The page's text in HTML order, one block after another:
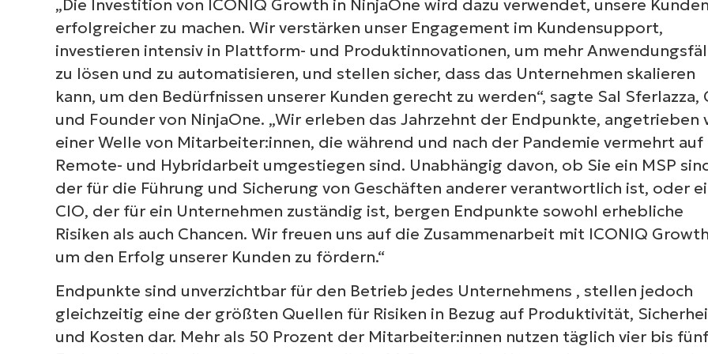
„Die Investition von ICONIQ Growth in NinjaOne wird dazu verwendet, unsere Kunden
erfolgreicher zu machen. Wir verstärken unser Engagement im Kundensupport,
investieren intensiv in Plattform- und Produktinnovationen, um mehr
zu lösen und zu automatisieren, und stellen sicher, dass das Unternehmen skalieren
kann, um den Bedürfnissen unserer Kunden gerecht zu werden“, sagte Sal Sferlazza,
und Founder von NinjaOne. „Wir erleben das Jahrzehnt der Endpunkte, angetrieben
einer Welle von Mitarbeiter:innen, die während und nach der Pandemie vermehrt auf
Remote- und Hybridarbeit umgestiegen sind. Unabhängig davon, ob Sie ein MSP
der für die Führung und Sicherung von Geschäften anderer verantwortlich ist, oder
CIO, der für ein Unternehmen zuständig ist, bergen Endpunkte sowohl erhebliche
Risiken als auch Chancen. Wir freuen uns auf die Zusammenarbeit mit ICONIQ
um den Erfolg unserer Kunden zu fördern.“
Endpunkte sind unverzichtbar für den Betrieb jedes Unternehmens , stellen jedoch
gleichzeitig eine der größten Quellen für Risiken in Bezug auf Produktivität,
und Kosten dar. Mehr als 50 Prozent der Mitarbeiter:innen nutzen täglich vier bis fünf